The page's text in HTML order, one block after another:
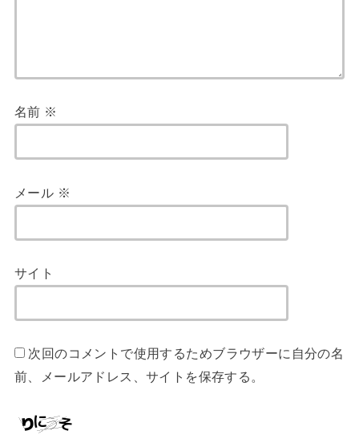
名前 ※
メール ※
サイト
次回のコメントで使用するためブラウザーに自分の名
前、メールアドレス、サイトを保存する。